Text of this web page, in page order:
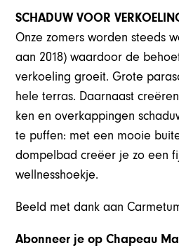
SCHADUW VOOR
Onze zomers worden steeds
aan 2018) waardoor de
verkoeling groeit. Grote
hele terras. Daarnaast
ken en overkappingen
te puffen: met een mooie
dompelbad creëer je zo een
wellnesshoekje.
Beeld met dank aan
Abonneer je op Chapeau